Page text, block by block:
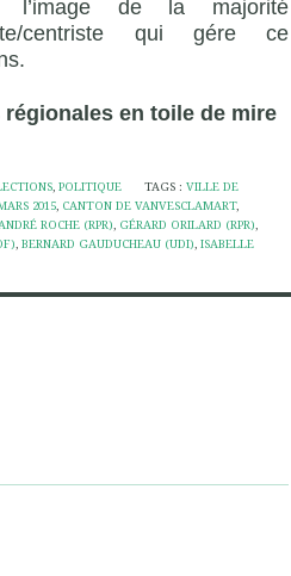
de la majorité
centriste qui gére ce
en toile de mire
, POLITIQUE TAGS :VILLE DE
2015, CANTON DE VANVESCLAMART,
ROCHE (RPR), GÉRARD ORILARD (RPR),
, BERNARD GAUDUCHEAU (UDI), ISABELLE